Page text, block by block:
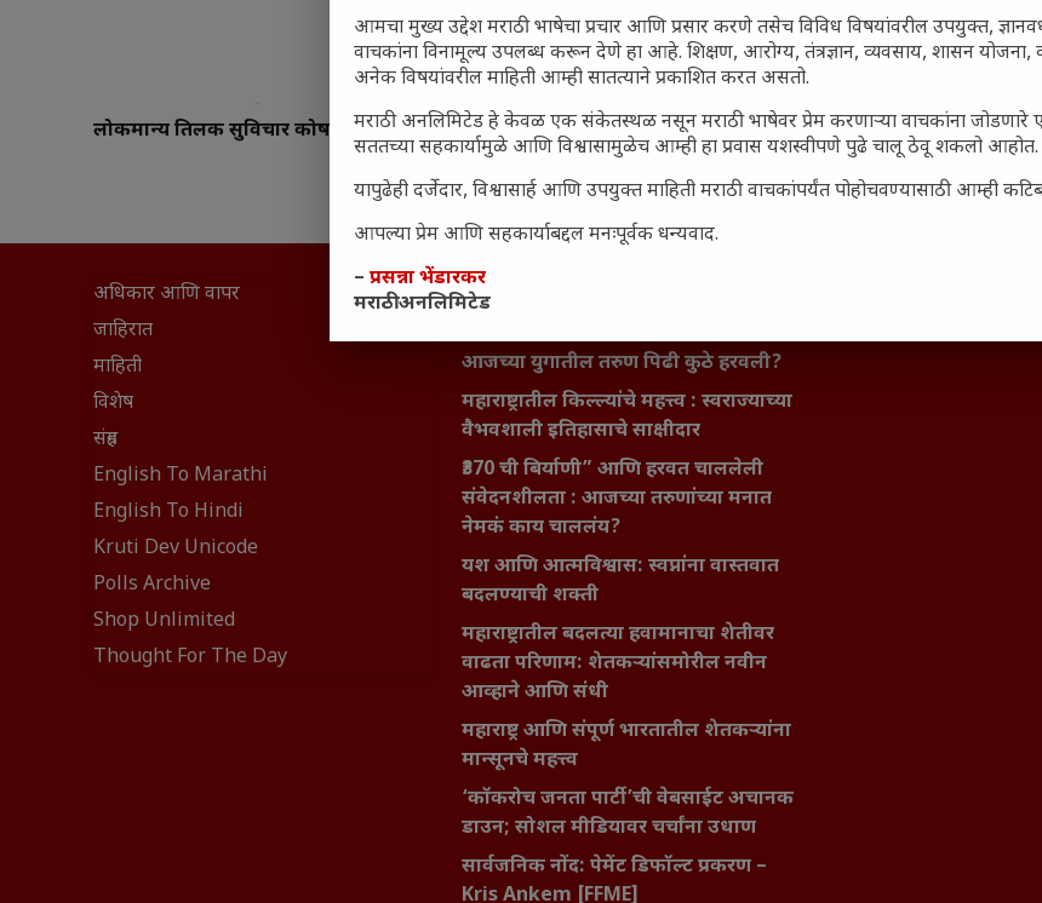
लोकमान्य तिलक सुविचार कोष
अधिकार आणि वापर
जाहिरात
माहिती
विशेष
संग्रह
English To Marathi
English To Hindi
Kruti Dev Unicode
Polls Archive
Shop Unlimited
Thought For The Day
सामान्य आजारांवर गावठी उपाय – घरच्या
आजच्या युगातील तरुण पिढी कुठे हरवली?
महाराष्ट्रातील किल्ल्यांचे महत्त्व : स्वराज्याच्या
वैभवशाली इतिहासाचे साक्षीदार
₹370 ची बिर्याणी” आणि हरवत चाललेली
संवेदनशीलता : आजच्या तरुणांच्या मनात
नेमकं काय चाललंय?
यश आणि आत्मविश्वास: स्वप्नांना वास्तवात
बदलण्याची शक्ती
महाराष्ट्रातील बदलत्या हवामानाचा शेतीवर
वाढता परिणाम: शेतकऱ्यांसमोरील नवीन
आव्हाने आणि संधी
महाराष्ट्र आणि संपूर्ण भारतातील शेतकऱ्यांना
मान्सूनचे महत्त्व
‘कॉकरोच जनता पार्टी’ची वेबसाईट अचानक
डाउन; सोशल मीडियावर चर्चांना उधाण
सार्वजनिक नोंद: पेमेंट डिफॉल्ट प्रकरण –
Kris Ankem [FFME]
आमचा मुख्य उद्देश मराठी भाषेचा प्रचार आणि प्रसार करणे तसेच विविध विषयांवरील उपयुक्त,
वाचकांना विनामूल्य उपलब्ध करून देणे हा आहे. शिक्षण, आरोग्य, तंत्रज्ञान, व्यवसाय, शासन
अनेक विषयांवरील माहिती आम्ही सातत्याने प्रकाशित करत असतो.
मराठी अनलिमिटेड हे केवळ एक संकेतस्थळ नसून मराठी भाषेवर प्रेम करणाऱ्या वाचकांना
सततच्या सहकार्यामुळे आणि विश्वासामुळेच आम्ही हा प्रवास यशस्वीपणे पुढे चालू ठेवू शकलो आहोत.
यापुढेही दर्जेदार, विश्वासार्ह आणि उपयुक्त माहिती मराठी वाचकांपर्यंत पोहोचवण्यासाठी आम्ही
आपल्या प्रेम आणि सहकार्याबद्दल मनःपूर्वक धन्यवाद.
– प्रसन्ना भेंडारकर
मराठी अनलिमिटेड